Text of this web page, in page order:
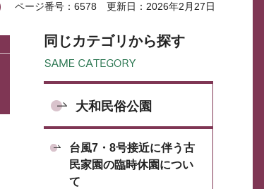
ページ番号：6578 更新日：2026年2月27日
同じカテゴリから探す
大和民俗公園
台風7・8号接近に伴う古
民家園の臨時休園につい
て